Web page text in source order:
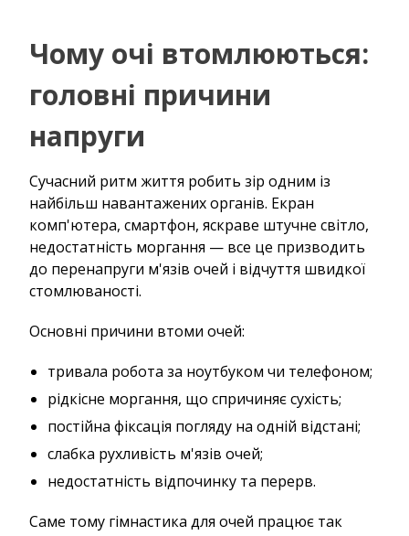
Чому очі втомлюються:
головні причини
напруги
Сучасний ритм життя робить зір одним із
найбільш навантажених органів. Екран
комп'ютера, смартфон, яскраве штучне світло,
недостатність моргання — все це призводить
до перенапруги м'язів очей і відчуття швидкої
стомлюваності.
Основні причини втоми очей:
тривала робота за ноутбуком чи телефоном;
рідкісне моргання, що спричиняє сухість;
постійна фіксація погляду на одній відстані;
слабка рухливість м'язів очей;
недостатність відпочинку та перерв.
Саме тому гімнастика для очей працює так